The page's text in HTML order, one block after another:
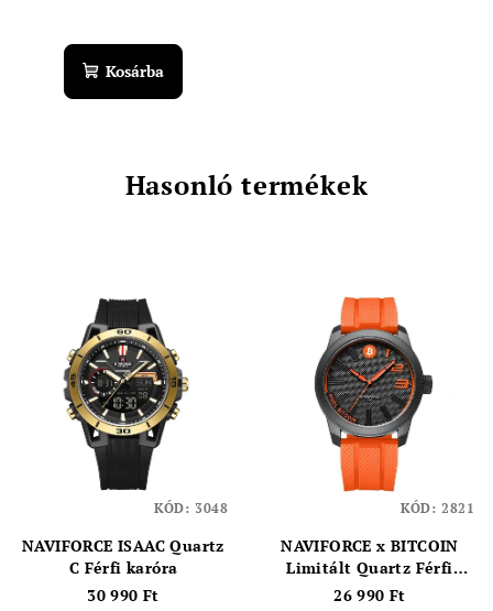
Kosárba
Hasonló termékek
NAVIFORCE ISAAC Quartz
C Férfi karóra
30 990 Ft
KÓD: 3048
NAVIFORCE x BITCOIN
Limitált Quartz Férfi
karóra
26 990 Ft
KÓD: 2821